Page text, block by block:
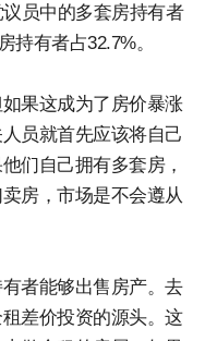
员中的多套房持有者
持有者占32.7%。
果这成为了房价暴涨
员就首先应该将自己
们自己拥有多套房，
房，市场是不会遵从
者能够出售房产。去
差价投资的源头。这